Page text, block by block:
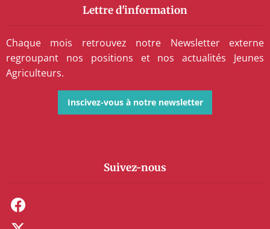
Lettre d'information
Chaque mois retrouvez notre Newsletter externe
regroupant nos positions et nos actualités Jeunes
Agriculteurs.
Inscivez-vous à notre newsletter
Suivez-nous